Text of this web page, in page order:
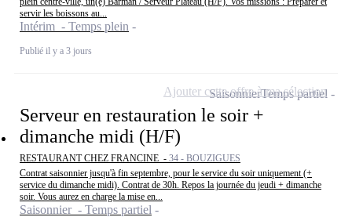
servir les boissons au...
Intérim - Temps plein
Publié il y a 3 jours
Serveur en restauration le soir +
dimanche midi (H/F)
RESTAURANT CHEZ FRANCINE - 34 - BOUZIGUES
Contrat saisonnier jusqu'à fin septembre, pour le service du soir uniquement (+
service du dimanche midi). Contrat de 30h. Repos la journée du jeudi + dimanche
soir. Vous aurez en charge la mise en...
Saisonnier - Temps partiel
SaisonnierTemps partiel
Ajouter cette offre à ma sélection